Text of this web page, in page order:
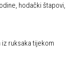
hodački štapovi,
ruksaka tijekom